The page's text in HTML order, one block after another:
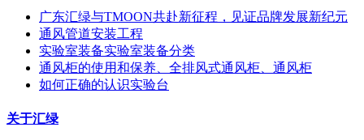
广东汇绿与TMOON共赴新征程，见证品牌发展新纪元
通风管道安装工程
实验室装备实验室装备分类
通风柜的使用和保养、全排风式通风柜、通风柜
如何正确的认识实验台
关于汇绿